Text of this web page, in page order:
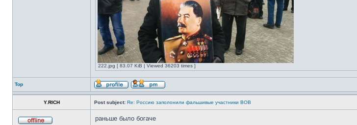
222.jpg [ 83.07 KiB | Viewed 36203 times ]
Top
Y.RICH Post subject: Re: Россию заполонили фальшивые участники ВОВ
раньше было богаче